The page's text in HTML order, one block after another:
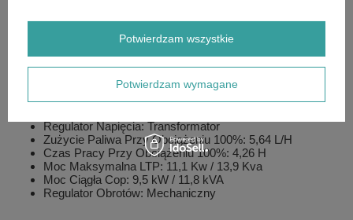
Poziom Ciśnienia Akustycznego Db(A) z odl. 7m: 61
System Chłodzenia Silnika: Powietrze
Obroty Znamionowe: 3000 rpm
Pojemność Układu Smarowania: 1,9 L
Klasa IP: 23
Regulator Napięcia: Transformator
Zużycie Paliwa Przy Obciążeniu 100%: 5,64 L/H
Czas Pracy Przy Obciążeniu 100%: 4,26 H
Moc Maksymalna LTP: 11,1 Kw / 13,9 Kva
Moc Ciągła Cop: 9,5 kW / 11,8 kVA
Regulator Obrotów: Mechaniczny
Potwierdzam wymagane
Potwierdzam wszystkie